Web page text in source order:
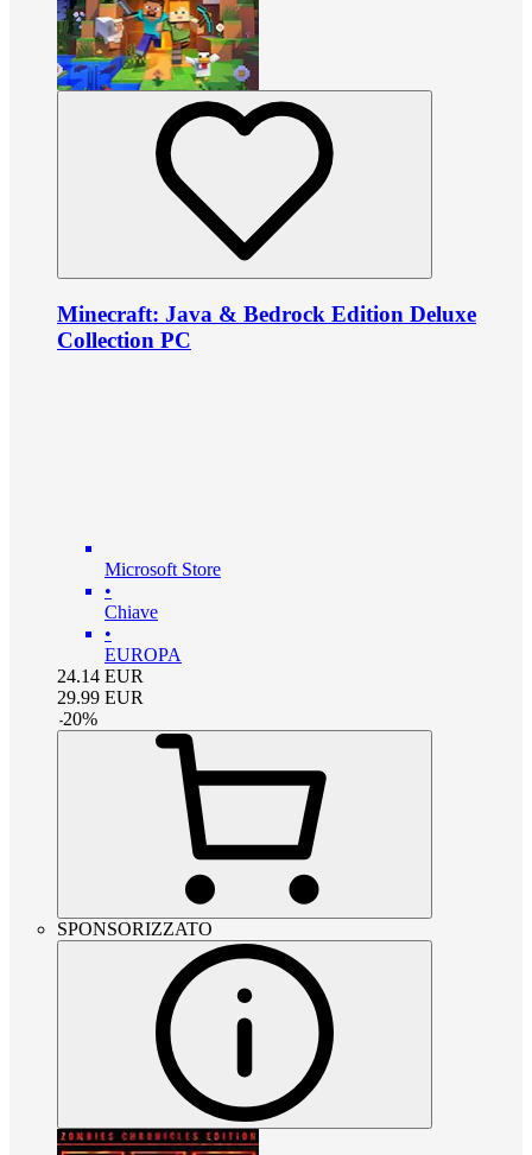
Minecraft: Java & Bedrock Edition Deluxe
Collection PC
Microsoft Store
•
Chiave
•
EUROPA
24.14 EUR
29.99 EUR
-20%
SPONSORIZZATO